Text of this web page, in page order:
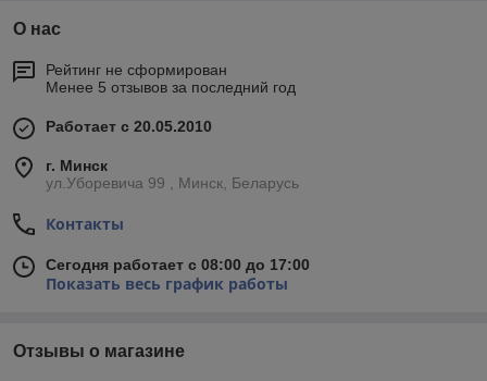
О нас
Рейтинг не сформирован
Менее 5 отзывов за последний год
Работает с 20.05.2010
г. Минск
ул.Уборевича 99 , Минск, Беларусь
Контакты
Сегодня работает с 08:00 до 17:00
Показать весь график работы
Отзывы о магазине